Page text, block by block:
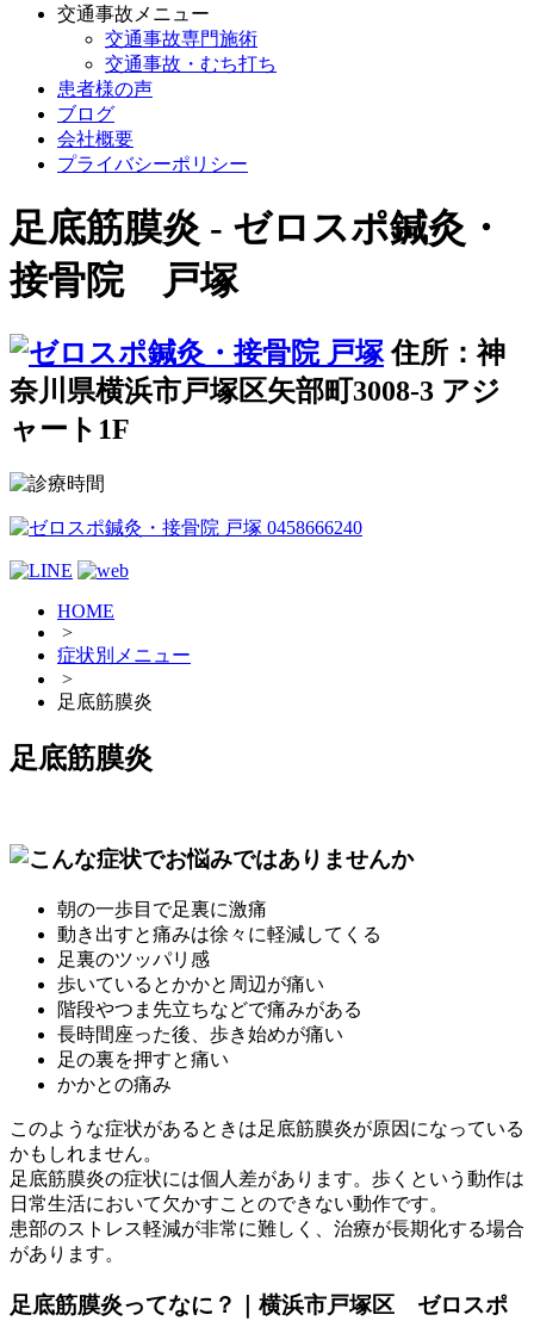
交通事故メニュー
交通事故専門施術
交通事故・むち打ち
患者様の声
ブログ
会社概要
プライバシーポリシー
足底筋膜炎 - ゼロスポ鍼灸・
接骨院 戸塚
住所：神
奈川県横浜市戸塚区矢部町3008-3 アジ
ャート1F
HOME
>
症状別メニュー
>
足底筋膜炎
足底筋膜炎
朝の一歩目で足裏に激痛
動き出すと痛みは徐々に軽減してくる
足裏のツッパリ感
歩いているとかかと周辺が痛い
階段やつま先立ちなどで痛みがある
長時間座った後、歩き始めが痛い
足の裏を押すと痛い
かかとの痛み
このような症状があるときは足底筋膜炎が原因になっている
かもしれません。
足底筋膜炎の症状には個人差があります。歩くという動作は
日常生活において欠かすことのできない動作です。
患部のストレス軽減が非常に難しく、治療が長期化する場合
があります。
足底筋膜炎ってなに？｜横浜市戸塚区 ゼロスポ